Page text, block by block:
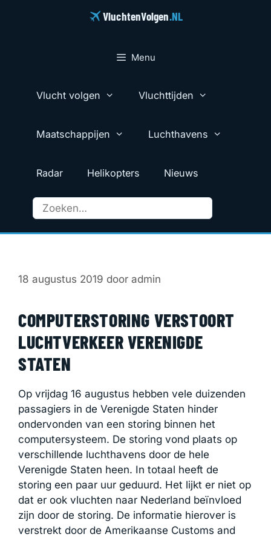
VluchtenVolgen.NL
Menu
Vlucht volgen Vluchttijden
Maatschappijen Luchthavens
Radar Helikopters Nieuws
18 augustus 2019 door admin
COMPUTERSTORING VERSTOORT
LUCHTVERKEER VERENIGDE
STATEN
Op vrijdag 16 augustus hebben vele duizenden
passagiers in de Verenigde Staten hinder
ondervonden van een storing binnen het
computersysteem. De storing vond plaats op
verschillende luchthavens door de hele
Verenigde Staten heen. In totaal heeft de
storing een paar uur geduurd. Het lijkt er niet op
dat er ook vluchten naar Nederland beïnvloed
zijn door de storing. De informatie hierover is
verstrekt door de Amerikaanse Customs and